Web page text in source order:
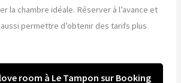
la chambre idéale. Réserver à l’avance et
permettre d’obtenir des tarifs plus
room à Le Tampon sur Booking